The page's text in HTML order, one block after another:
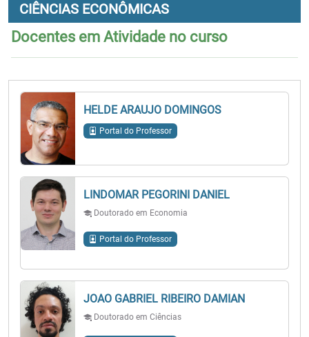
CIÊNCIAS ECONÔMICAS
Docentes em Atividade no curso
HELDE ARAUJO DOMINGOS
Portal do Professor
LINDOMAR PEGORINI DANIEL
Doutorado em Economia
Portal do Professor
JOAO GABRIEL RIBEIRO DAMIAN
Doutorado em Ciências